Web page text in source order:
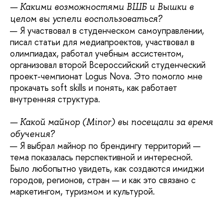
— Какими возможностями ВШБ и Вышки в
целом вы успели воспользоваться?
— Я участвовал в студенческом самоуправлении,
писал статьи для медиапроектов, участвовал в
олимпиадах, работал учебным ассистентом,
организовал второй Всероссийский студенческий
проект-чемпионат Logus Nova. Это помогло мне
прокачать soft skills и понять, как работает
внутренняя структура.
— Какой майнор (Minor) вы посещали за время
обучения?
— Я выбрал майнор по брендингу территорий —
тема показалась перспективной и интересной.
Было любопытно увидеть, как создаются имиджи
городов, регионов, стран — и как это связано с
маркетингом, туризмом и культурой.